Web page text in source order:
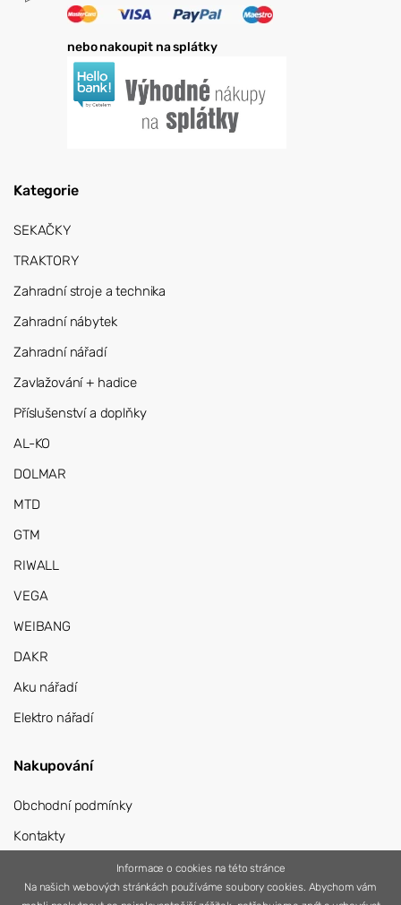
nebo nakoupit na splátky
Kategorie
SEKAČKY
TRAKTORY
Zahradní stroje a technika
Zahradní nábytek
Zahradní nářadí
Zavlažování + hadice
Příslušenství a doplňky
AL-KO
DOLMAR
MTD
GTM
RIWALL
VEGA
WEIBANG
DAKR
Aku nářadí
Elektro nářadí
Nakupování
Obchodní podmínky
Kontakty
Informace o cookies na této stránce
Na našich webových stránkách používáme soubory cookies. Abychom vám